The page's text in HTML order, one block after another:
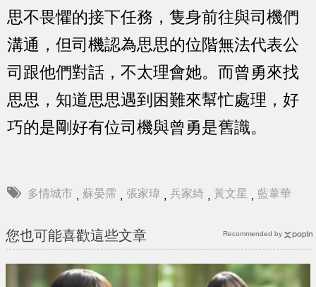
思不畏懼的接下任務，隻身前往與司機們
溝通，但司機認為思思的位階無法代表公
司跟他們對話，不太理會她。而曾勇來找
思思，知道思思遇到困難來幫忙處理，好
巧的是剛好有位司機與曾勇是舊識。
多情城市 , 蘇晏霈 , 張家瑋 , 兵家綺 , 黃文星 , 藍葦華
您也可能喜歡這些文章 Recommended by